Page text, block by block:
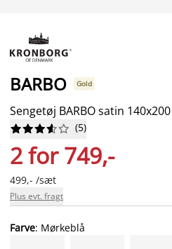
BARBO Gold
Sengetøj BARBO satin





 (5)
2 for 749,-
499,- /sæt
Plus evt. fragt
Farve: Mørkeblå